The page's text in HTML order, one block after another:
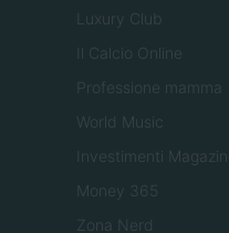
Luxury Club
Il Calcio Online
Professione mamma
World Music
Investimenti Magazine
Money 365
Zona Nerd